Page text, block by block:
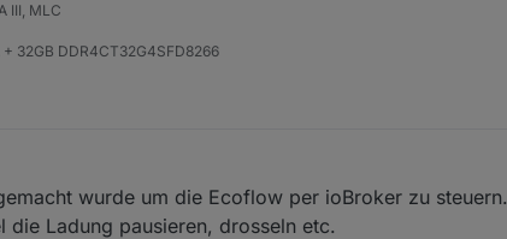
bei mir bricht die verbindung auch dauernd ab und wird neu
III, MLC
32GB DDR4CT32G4SFD8266
wurde um die Ecoflow per ioBroker zu
die Ladung pausieren, drosseln etc.